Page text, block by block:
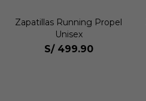
Zapatillas Running Propel
Unisex
S/ 499.90